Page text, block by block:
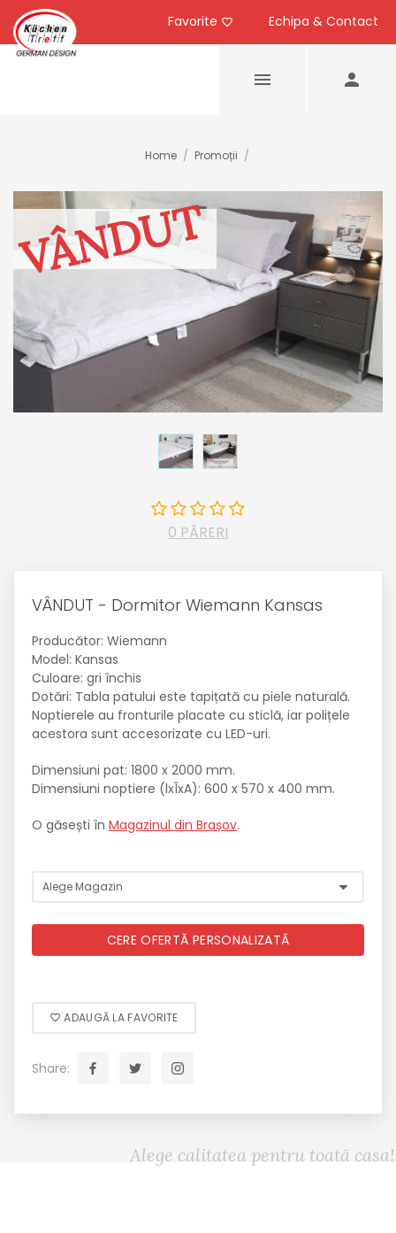
Echipa & Contact
Favorite
Home / Promoții /
VÂNDUT
0 PĂRERI
VÂNDUT - Dormitor Wiemann Kansas
Producător: Wiemann
Model: Kansas
Culoare: gri închis
Dotări: Tabla patului este tapițată cu piele naturală.
Noptierele au fronturile placate cu sticlă, iar polițele
acestora sunt accesorizate cu LED-uri.
Dimensiuni pat: 1800 x 2000 mm.
Dimensiuni noptiere (lxÎxA): 600 x 570 x 400 mm.
O găsești în Magazinul din Brașov.
CERE OFERTĂ PERSONALIZATĂ
ADAUGĂ LA FAVORITE
Share:
Alege calitatea pentru toată casa!